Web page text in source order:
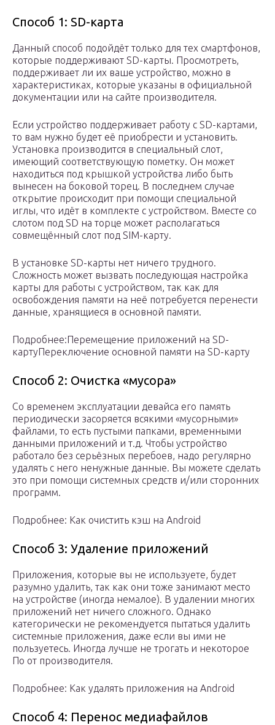
Способ 1: SD-карта
Данный способ подойдёт только для тех смартфонов,
которые поддерживают SD-карты. Просмотреть,
поддерживает ли их ваше устройство, можно в
характеристиках, которые указаны в официальной
документации или на сайте производителя.
Если устройство поддерживает работу с SD-картами,
то вам нужно будет её приобрести и установить.
Установка производится в специальный слот,
имеющий соответствующую пометку. Он может
находиться под крышкой устройства либо быть
вынесен на боковой торец. В последнем случае
открытие происходит при помощи специальной
иглы, что идёт в комплекте с устройством. Вместе со
слотом под SD на торце может располагаться
совмещённый слот под SIM-карту.
В установке SD-карты нет ничего трудного.
Сложность может вызвать последующая настройка
карты для работы с устройством, так как для
освобождения памяти на неё потребуется перенести
данные, хранящиеся в основной памяти.
Подробнее:Перемещение приложений на SD-
картуПереключение основной памяти на SD-карту
Способ 2: Очистка «мусора»
Со временем эксплуатации девайса его память
периодически засоряется всякими «мусорными»
файлами, то есть пустыми папками, временными
данными приложений и т.д. Чтобы устройство
работало без серьёзных перебоев, надо регулярно
удалять с него ненужные данные. Вы можете сделать
это при помощи системных средств и/или сторонних
программ.
Подробнее: Как очистить кэш на Android
Способ 3: Удаление приложений
Приложения, которые вы не используете, будет
разумно удалить, так как они тоже занимают место
на устройстве (иногда немалое). В удалении многих
приложений нет ничего сложного. Однако
категорически не рекомендуется пытаться удалить
системные приложения, даже если вы ими не
пользуетесь. Иногда лучше не трогать и некоторое
По от производителя.
Подробнее: Как удалять приложения на Android
Способ 4: Перенос медиафайлов